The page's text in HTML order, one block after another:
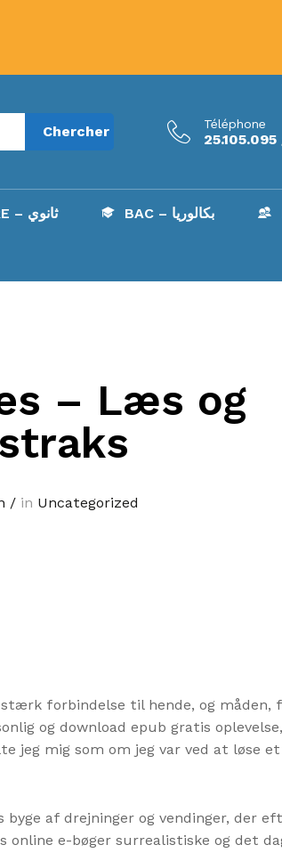
Chercher Téléphone
SECONDAIRE – ثانوي BAC – بكالوريا
– Læs og
/in Uncategorized
forbindelse til hende, og
og download epub gratis
jeg mig som om jeg var ved at løse
af drejninger og vendinger, der
e-bøger surrealistiske og det